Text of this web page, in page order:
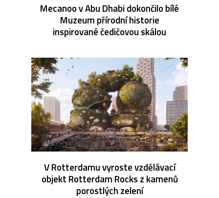
Mecanoo v Abu Dhabi dokončilo bílé
Muzeum přírodní historie
inspirované čedičovou skálou
V Rotterdamu vyroste vzdělávací
objekt Rotterdam Rocks z kamenů
porostlých zelení